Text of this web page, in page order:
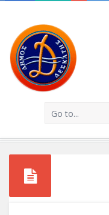
Go to...